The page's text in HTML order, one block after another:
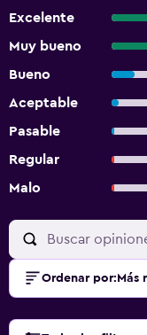
Excelente
Muy bueno
Bueno
Aceptable
Pasable
Regular
Malo
Ordenar por: Más